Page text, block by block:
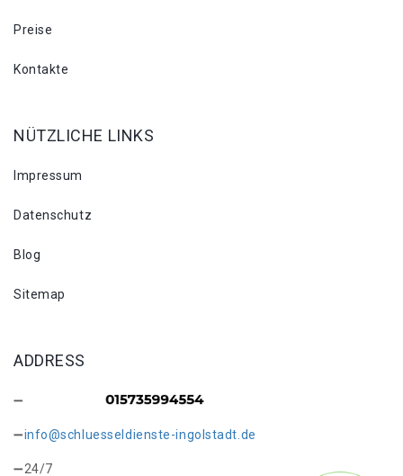
Preise
Kontakte
NÜTZLICHE LINKS
Impressum
Datenschutz
Blog
Sitemap
ADDRESS
info@schluesseldienste-ingolstadt.de
24/7